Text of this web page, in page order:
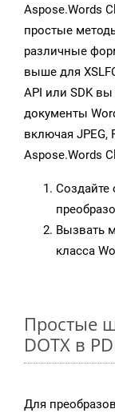
Aspose.Words
простые
различные
выше для
API или SDK
документы
включая JPEG,
Aspose.Words
Создайте
Вызвать
класса
Простые
DOTX в
Для